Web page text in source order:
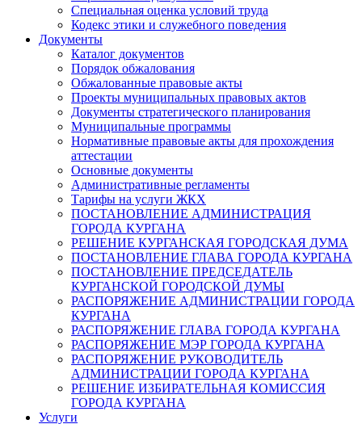
Специальная оценка условий труда
Кодекс этики и служебного поведения
Документы
Каталог документов
Порядок обжалования
Обжалованные правовые акты
Проекты муниципальных правовых актов
Документы стратегического планирования
Муниципальные программы
Нормативные правовые акты для прохождения
аттестации
Основные документы
Административные регламенты
Тарифы на услуги ЖКХ
ПОСТАНОВЛЕНИЕ АДМИНИСТРАЦИЯ
ГОРОДА КУРГАНА
РЕШЕНИЕ КУРГАНСКАЯ ГОРОДСКАЯ ДУМА
ПОСТАНОВЛЕНИЕ ГЛАВА ГОРОДА КУРГАНА
ПОСТАНОВЛЕНИЕ ПРЕДСЕДАТЕЛЬ
КУРГАНСКОЙ ГОРОДСКОЙ ДУМЫ
РАСПОРЯЖЕНИЕ АДМИНИСТРАЦИИ ГОРОДА
КУРГАНА
РАСПОРЯЖЕНИЕ ГЛАВА ГОРОДА КУРГАНА
РАСПОРЯЖЕНИЕ МЭР ГОРОДА КУРГАНА
РАСПОРЯЖЕНИЕ РУКОВОДИТЕЛЬ
АДМИНИСТРАЦИИ ГОРОДА КУРГАНА
РЕШЕНИЕ ИЗБИРАТЕЛЬНАЯ КОМИССИЯ
ГОРОДА КУРГАНА
Услуги